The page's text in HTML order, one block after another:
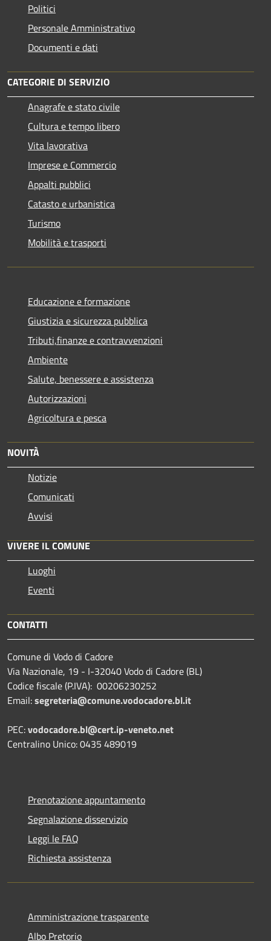
Politici
Personale Amministrativo
Documenti e dati
CATEGORIE DI SERVIZIO
Anagrafe e stato civile
Cultura e tempo libero
Vita lavorativa
Imprese e Commercio
Appalti pubblici
Catasto e urbanistica
Turismo
Mobilità e trasporti
Educazione e formazione
Giustizia e sicurezza pubblica
Tributi,finanze e contravvenzioni
Ambiente
Salute, benessere e assistenza
Autorizzazioni
Agricoltura e pesca
NOVITÀ
Notizie
Comunicati
Avvisi
VIVERE IL COMUNE
Luoghi
Eventi
CONTATTI
Comune di Vodo di Cadore
Via Nazionale, 19 - I-32040 Vodo di Cadore (BL)
Codice fiscale (P.IVA): 00206230252
Email:segreteria@comune.vodocadore.bl.it
PEC:vodocadore.bl@cert.ip-veneto.net
Centralino Unico: 0435 489019
Prenotazione appuntamento
Segnalazione disservizio
Leggi le FAQ
Richiesta assistenza
Amministrazione trasparente
Albo Pretorio